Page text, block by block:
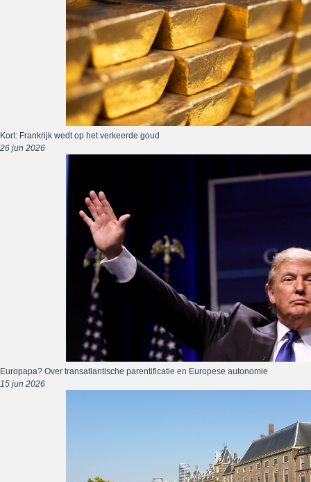
Kort: Frankrijk wedt op het verkeerde goud
26 jun 2026
Europapa? Over transatlantische parentificatie en Europese autonomie
15 jun 2026